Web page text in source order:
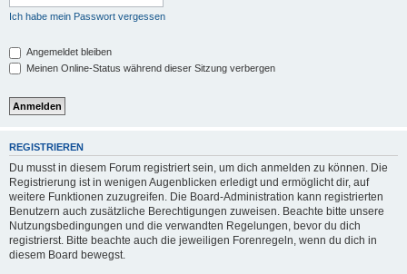
Ich habe mein Passwort vergessen
Angemeldet bleiben
Meinen Online-Status während dieser Sitzung verbergen
REGISTRIEREN
Du musst in diesem Forum registriert sein, um dich anmelden zu können. Die
Registrierung ist in wenigen Augenblicken erledigt und ermöglicht dir, auf
weitere Funktionen zuzugreifen. Die Board-Administration kann registrierten
Benutzern auch zusätzliche Berechtigungen zuweisen. Beachte bitte unsere
Nutzungsbedingungen und die verwandten Regelungen, bevor du dich
registrierst. Bitte beachte auch die jeweiligen Forenregeln, wenn du dich in
diesem Board bewegst.